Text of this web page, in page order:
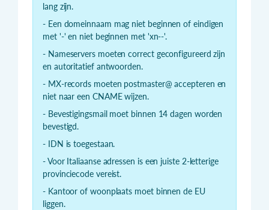
lang zijn.
- Een domeinnaam mag niet beginnen of eindigen
met '-' en niet beginnen met 'xn--'.
- Nameservers moeten correct geconfigureerd zijn
en autoritatief antwoorden.
- MX-records moeten postmaster@ accepteren en
niet naar een CNAME wijzen.
- Bevestigingsmail moet binnen 14 dagen worden
bevestigd.
- IDN is toegestaan.
- Voor Italiaanse adressen is een juiste 2-letterige
provinciecode vereist.
- Kantoor of woonplaats moet binnen de EU
liggen.